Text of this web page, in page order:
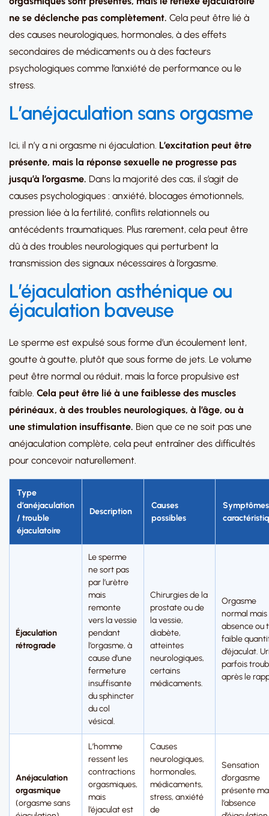
ne se déclenche pas complètement. Cela peut être lié à
des causes neurologiques, hormonales, à des effets
secondaires de médicaments ou à des facteurs
psychologiques comme l’anxiété de performance ou le
stress.
L’anéjaculation sans orgasme
Ici, il n’y a ni orgasme ni éjaculation. L’excitation peut être
présente, mais la réponse sexuelle ne progresse pas
jusqu’à l’orgasme. Dans la majorité des cas, il s’agit de
causes psychologiques : anxiété, blocages émotionnels,
pression liée à la fertilité, conflits relationnels ou
antécédents traumatiques. Plus rarement, cela peut être
dû à des troubles neurologiques qui perturbent la
transmission des signaux nécessaires à l’orgasme.
L’éjaculation asthénique ou
éjaculation baveuse
Le sperme est expulsé sous forme d’un écoulement lent,
goutte à goutte, plutôt que sous forme de jets. Le volume
peut être normal ou réduit, mais la force propulsive est
faible. Cela peut être lié à une faiblesse des muscles
périnéaux, à des troubles neurologiques, à l’âge, ou à
une stimulation insuffisante. Bien que ce ne soit pas une
anéjaculation complète, cela peut entraîner des difficultés
pour concevoir naturellement.
Type
d’anéjaculation
/ trouble
éjaculatoire
Description
Causes
possibles
Éjaculation
rétrograde
Le sperme
ne sort pas
par l’urètre
mais
remonte
vers la vessie
pendant
l’orgasme, à
cause d’une
fermeture
insuffisante
du sphincter
du col
vésical.
Chirurgies de la
prostate ou de
la vessie,
diabète,
atteintes
neurologiques,
certains
médicaments.
Orgasme
normal mais
absence ou
faible
d’éjaculat.
parfois
après le
Anéjaculation
orgasmique
(orgasme sans
L’homme
ressent les
contractions
orgasmiques,
mais
l’éjaculat est
Causes
neurologiques,
hormonales,
médicaments,
stress, anxiété
de
Sensation
d’orgasme
présente
l’absence